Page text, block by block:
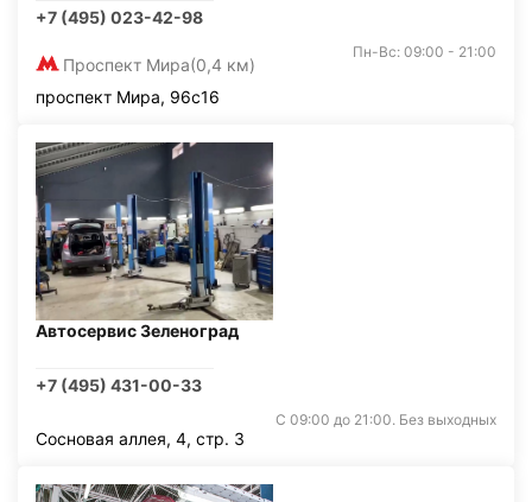
+7 (495) 023-42-98
Проспект Мира(0,4 км)
Пн-Вс: 09:00 - 21:00
проспект Мира, 96с16
Автосервис Зеленоград
+7 (495) 431-00-33
С 09:00 до 21:00. Без выходных
Сосновая аллея, 4, стр. 3